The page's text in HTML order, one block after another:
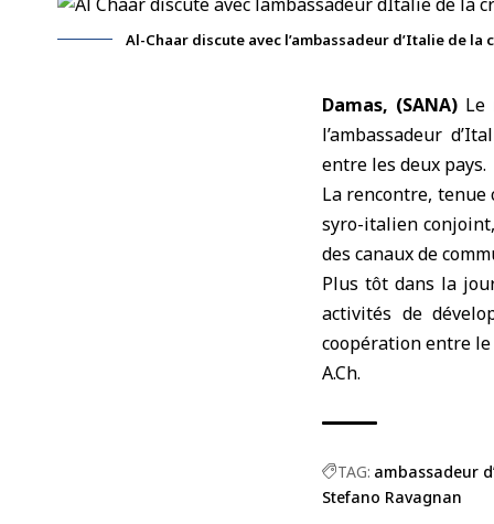
Al-Chaar discute avec l’ambassadeur d’Italie de la
Damas, (SANA) Le
l’ambassadeur
entre les deux pays.
La rencontre, tenue
syro-italien
des canaux de
Plus tôt dans la
activités de
coopération entre le
A.Ch.
TAG: ambassadeur
Stefano Ravagnan